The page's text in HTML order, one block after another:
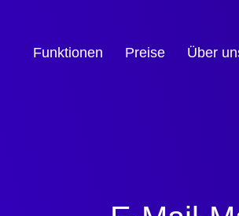
Funktionen Preise Über